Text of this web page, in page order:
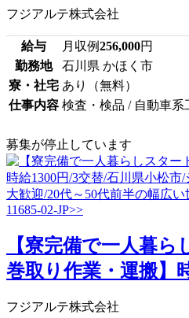
フジアルテ株式会社
給与 月収例256,000円
勤務地
石川県 かほく市
寮・社宅 あり（無料）
仕事内容 検査・検品 / 自動車系
募集が停止しています
【寮完備で一人暮
巻取り作業・運搬】
フジアルテ株式会社